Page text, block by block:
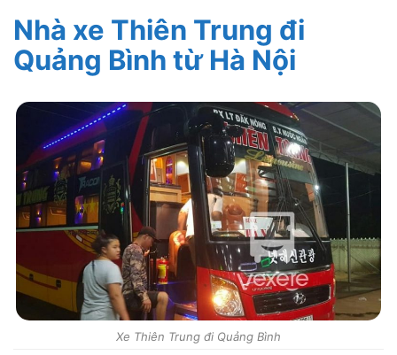
Nhà xe Thiên Trung đi
Quảng Bình từ Hà Nội
Xe Thiên Trung đi Quảng Bình